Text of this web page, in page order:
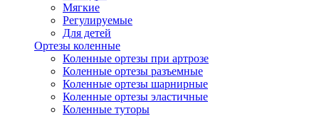
Мягкие
Регулируемые
Для детей
Ортезы коленные
Коленные ортезы при артрозе
Коленные ортезы разъемные
Коленные ортезы шарнирные
Коленные ортезы эластичные
Коленные туторы